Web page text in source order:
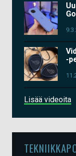
-
Lisää videoita